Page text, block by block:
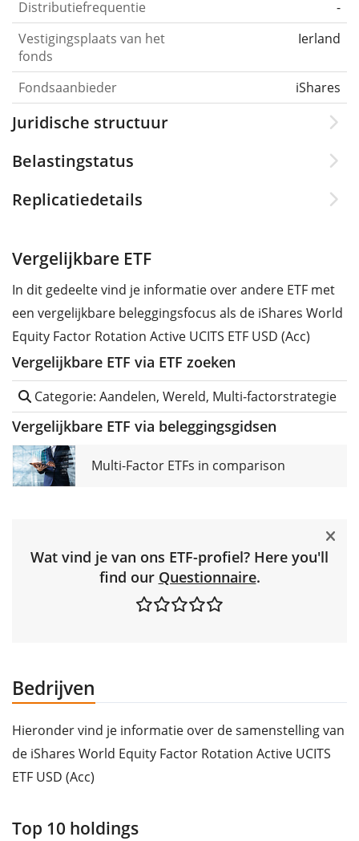
Distributiefrequentie
-
Vestigingsplaats van het
fonds
Ierland
Fondsaanbieder iShares
Juridische structuur
Belastingstatus
Replicatiedetails
Vergelijkbare ETF
In dit gedeelte vind je informatie over andere ETF met
een vergelijkbare beleggingsfocus als de iShares World
Equity Factor Rotation Active UCITS ETF USD (Acc)
Vergelijkbare ETF via ETF zoeken
Categorie: Aandelen, Wereld, Multi-factorstrategie
Vergelijkbare ETF via beleggingsgidsen
Multi-Factor ETFs in comparison
Wat vind je van ons ETF-profiel? Here you'll
find our Questionnaire.
Bedrijven
Hieronder vind je informatie over de samenstelling van
de iShares World Equity Factor Rotation Active UCITS
ETF USD (Acc)
Top 10 holdings